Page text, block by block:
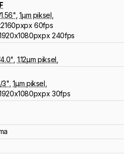
" 1µm piksel
60fps
240fps
" 1.12µm piksel
3" 1µm piksel
30fps